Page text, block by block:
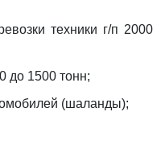
техники г/п 2000
до 1500 тонн;
(шаланды);